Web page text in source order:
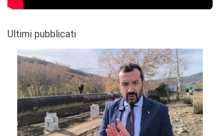
Ultimi pubblicati